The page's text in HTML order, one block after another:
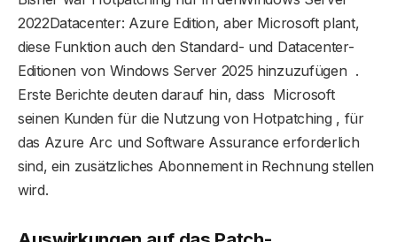
2022Datacenter: Azure Edition, aber Microsoft plant,
diese Funktion auch den Standard- und Datacenter-
Editionen von Windows Server 2025 hinzuzufügen .
Erste Berichte deuten darauf hin, dass Microsoft
seinen Kunden für die Nutzung von Hotpatching , für
das Azure Arc und Software Assurance erforderlich
sind, ein zusätzliches Abonnement in Rechnung stellen
wird.